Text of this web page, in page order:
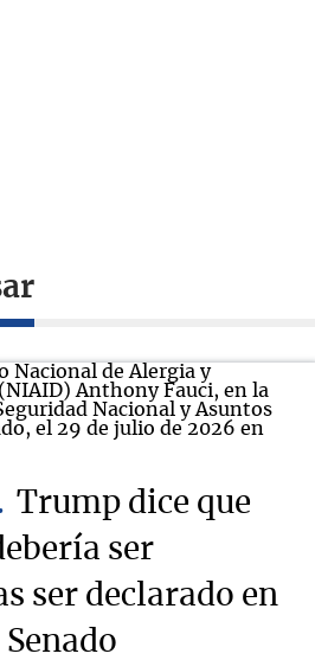
Trump dice que
ser
ser declarado en